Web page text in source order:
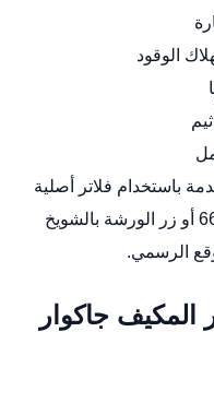
الوقود
باستخدام فلاتر أصلية
أو معتمدة. احجز عبر 66633305 أو زر الورشة بالشويخ
الرسمي.
المكيف جاكوار